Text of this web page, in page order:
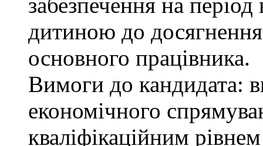
дитиною до
основного працівника.
Вимоги до кандидата:
економічного
кваліфікаційним